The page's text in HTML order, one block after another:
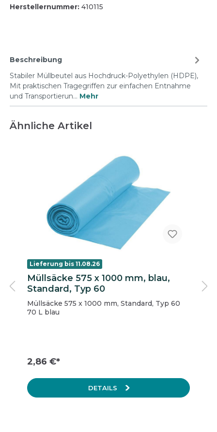
Herstellernummer: 410115
Beschreibung
Stabiler Müllbeutel aus Hochdruck-Polyethylen (HDPE),
Mit praktischen Tragegriffen zur einfachen Entnahme
und Transportierun… Mehr
Ähnliche Artikel
Lieferung bis 11.08.26
Müllsäcke 575 x 1000 mm, blau,
Standard, Typ 60
Müllsäcke 575 x 1000 mm, Standard, Typ 60
70 L blau
2,86 €*
DETAILS